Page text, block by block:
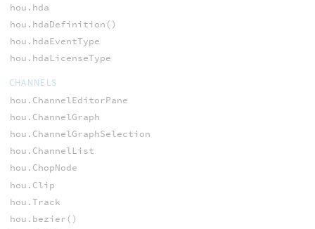
hou.hda
hou.hdaDefinition()
hou.hdaEventType
hou.hdaLicenseType
CHANNELS
hou.ChannelEditorPane
hou.ChannelGraph
hou.ChannelGraphSelection
hou.ChannelList
hou.ChopNode
hou.Clip
hou.Track
hou.bezier()